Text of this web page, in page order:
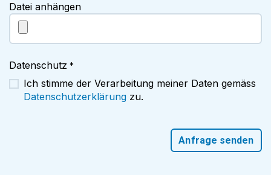
Datei anhängen
Datenschutz *
Ich stimme der Verarbeitung meiner Daten gemäss
Datenschutzerklärung zu.
Anfrage senden